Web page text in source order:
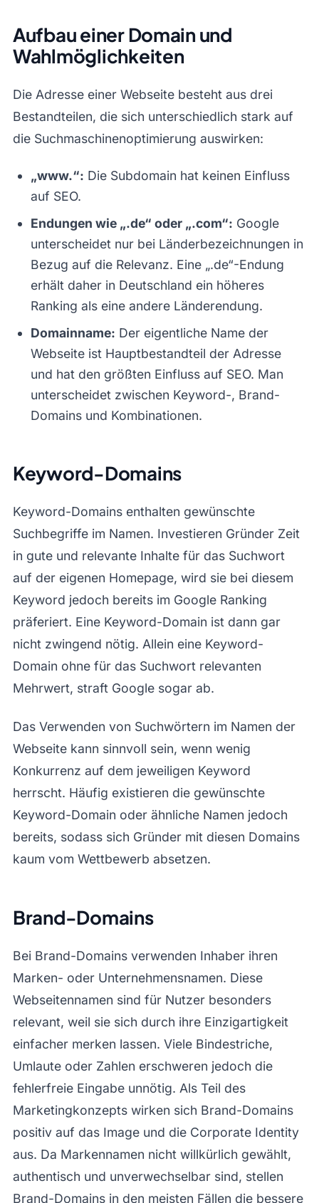
Aufbau einer Domain und
Wahlmöglichkeiten
Die Adresse einer Webseite besteht aus drei
Bestandteilen, die sich unterschiedlich stark auf
die Suchmaschinenoptimierung auswirken:
„www.“: Die Subdomain hat keinen Einfluss
auf SEO.
Endungen wie „.de“ oder „.com“: Google
unterscheidet nur bei Länderbezeichnungen in
Bezug auf die Relevanz. Eine „.de“-Endung
erhält daher in Deutschland ein höheres
Ranking als eine andere Länderendung.
Domainname: Der eigentliche Name der
Webseite ist Hauptbestandteil der Adresse
und hat den größten Einfluss auf SEO. Man
unterscheidet zwischen Keyword-, Brand-
Domains und Kombinationen.
Keyword-Domains
Keyword-Domains enthalten gewünschte
Suchbegriffe im Namen. Investieren Gründer Zeit
in gute und relevante Inhalte für das Suchwort
auf der eigenen Homepage, wird sie bei diesem
Keyword jedoch bereits im Google Ranking
präferiert. Eine Keyword-Domain ist dann gar
nicht zwingend nötig. Allein eine Keyword-
Domain ohne für das Suchwort relevanten
Mehrwert, straft Google sogar ab.
Das Verwenden von Suchwörtern im Namen der
Webseite kann sinnvoll sein, wenn wenig
Konkurrenz auf dem jeweiligen Keyword
herrscht. Häufig existieren die gewünschte
Keyword-Domain oder ähnliche Namen jedoch
bereits, sodass sich Gründer mit diesen Domains
kaum vom Wettbewerb absetzen.
Brand-Domains
Bei Brand-Domains verwenden Inhaber ihren
Marken- oder Unternehmensnamen. Diese
Webseitennamen sind für Nutzer besonders
relevant, weil sie sich durch ihre Einzigartigkeit
einfacher merken lassen. Viele Bindestriche,
Umlaute oder Zahlen erschweren jedoch die
fehlerfreie Eingabe unnötig. Als Teil des
Marketingkonzepts wirken sich Brand-Domains
positiv auf das Image und die Corporate Identity
aus. Da Markennamen nicht willkürlich gewählt,
authentisch und unverwechselbar sind, stellen
Brand-Domains in den meisten Fällen die bessere